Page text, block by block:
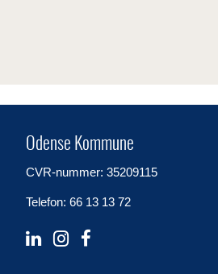
Odense Kommune
CVR-nummer: 35209115
Telefon: 66 13 13 72